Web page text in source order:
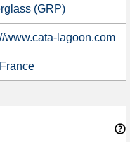
(GRP)
www.cata-lagoon.com
France